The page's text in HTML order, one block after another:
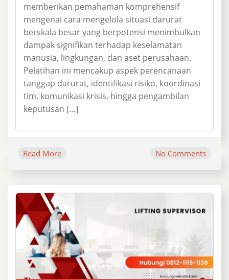
memberikan pemahaman komprehensif
mengenai cara mengelola situasi darurat
berskala besar yang berpotensi menimbulkan
dampak signifikan terhadap keselamatan
manusia, lingkungan, dan aset perusahaan.
Pelatihan ini mencakup aspek perencanaan
tanggap darurat, identifikasi risiko, koordinasi
tim, komunikasi krisis, hingga pengambilan
keputusan […]
Read More No Comments